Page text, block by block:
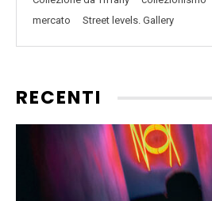
mercato
Street levels. Gallery
RECENTI